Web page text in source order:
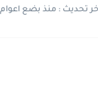
تحديث : منذ بضع اعوام